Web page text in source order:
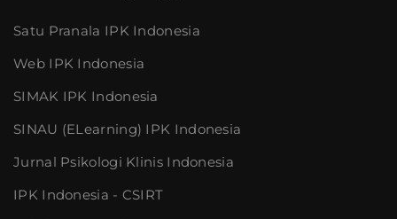
Satu Pranala IPK Indonesia
Web IPK Indonesia
SIMAK IPK Indonesia
SINAU (eLearning) IPK Indonesia
Jurnal Psikologi Klinis Indonesia
IPK Indonesia - CSIRT